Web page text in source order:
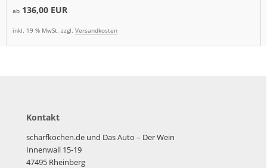
ab 136,00 EUR
inkl. 19 % MwSt. zzgl. Versandkosten
Kontakt
scharfkochen.de und Das Auto – Der Wein
Innenwall 15-19
47495 Rheinberg